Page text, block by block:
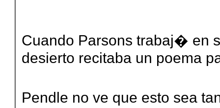
Cuando Parsons trabaj� en
desierto recitaba un poema
Pendle no ve que esto sea